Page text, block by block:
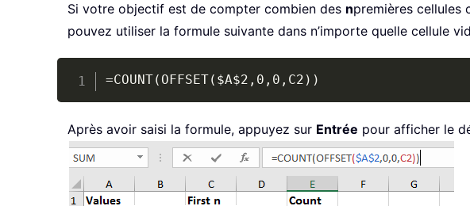
Si votre objectif est de compter combien des npremières cellules
pouvez utiliser la formule suivante dans n’importe quelle cellule
=COUNT(OFFSET($A$2,0,0,C2))
Après avoir saisi la formule, appuyez sur Entrée pour afficher le